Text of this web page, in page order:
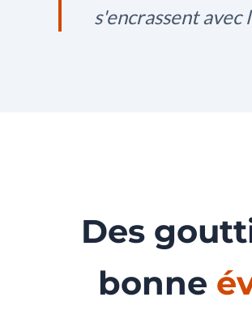
s'encrassent avec
Des
bonne